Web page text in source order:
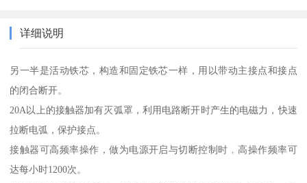
详细说明
另一半是活动铁芯，构造和固定铁芯一样，用以带动主接点和接点
的闭合断开。
20A以上的接触器加有灭弧罩，利用电路断开时产生的电磁力，快速
拉断电弧，保护接点。
接触器可高频率操作，做为电源开启与切断控制时﹐高操作频率可
达每小时1200次。